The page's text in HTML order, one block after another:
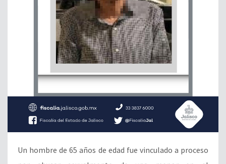
Un hombre de 65 años de edad fue vinculado a proceso